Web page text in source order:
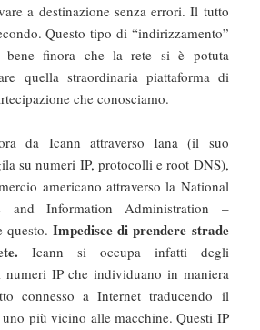
a destinazione senza errori. Il tutto
Questo tipo di “indirizzamento”
bene finora che la rete si è potuta
quella straordinaria piattaforma di
che conosciamo.
da Icann attraverso Iana (il suo
su numeri IP, protocolli e root DNS),
americano attraverso la National
and Information Administration –
questo.Impedisce di prendere strade
Icann si occupa infatti degli
IP che individuano in maniera
connesso a Internet traducendo il
più vicino alle macchine. Questi IP